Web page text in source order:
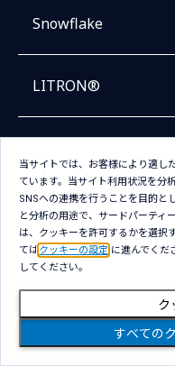
Snowflake
LITRON®
Alteryx（アルテリッ
Databricks
当サイトでは、お客様により適し
ています。当サイト利用状況を分
SNSへの連携を行うことを目的と
と分析の用途で、サードパーティ
は、クッキーを許可するかを選択
ては クッキーの設定 に進んでくだ
してください。
すべての
ク